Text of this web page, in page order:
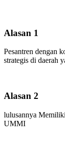
Alasan 1
Pesantren dengan
strategis di daerah
Alasan 2
lulusannya
UMMI